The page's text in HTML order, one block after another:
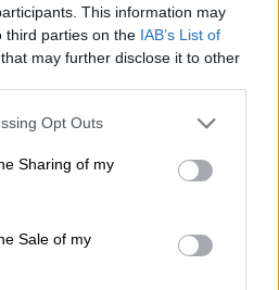
This information may
third parties on the IAB’s List of
that may further disclose it to other
app uses one or more Google
behaviour. You may click to
and its third-party tags to
purposes in below Google
Opt Outs
Sharing of my
Sale of my
θα ληφθεί το πρωί
εκτιμηθεί η κατάσταση.
σχολεία Πρωτοβάθμιας
Εκπαίδευσης στο Νότιο
απόφαση του
λόγω των κακών